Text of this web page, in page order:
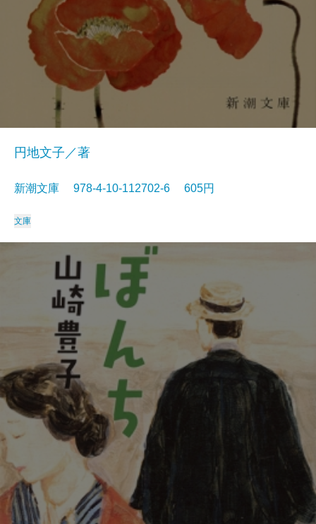
円地文子／著
新潮文庫 978-4-10-112702-6 605円
文庫